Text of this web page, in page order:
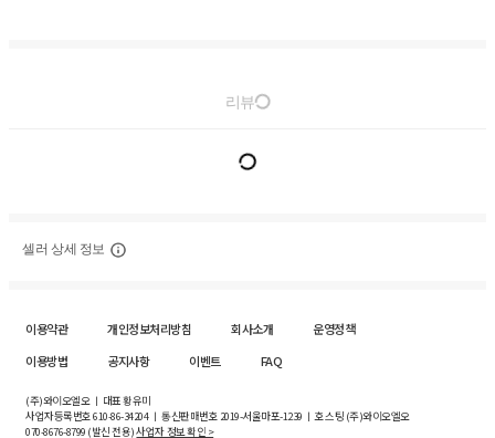
리뷰
셀러 상세 정보
이용약관 개인정보처리방침 회사소개
운영정책
이용방법
공지사항 이벤트 FAQ
(주)와이오엘오 ㅣ 대표 황유미
사업자등록번호610-86-34204ㅣ 통신판매번호 2019-서울마포-1239 ㅣ 호스팅 (주)와이오엘오
070-8676-8799 (발신 전용)사업자 정보 확인 >